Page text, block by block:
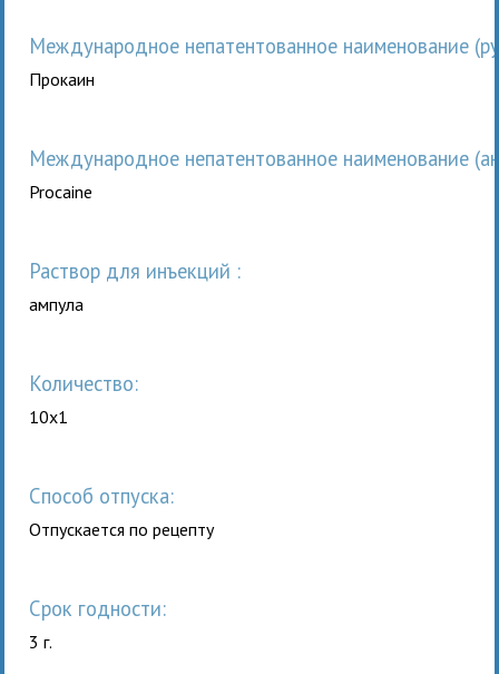
Международное непатентованное наименование
Прокаин
Международное непатентованное наименование
Procaine
раствор для инъекций :
ампула
Количество:
10x1
Способ отпуска:
Отпускается по рецепту
Срок годности:
3 г.